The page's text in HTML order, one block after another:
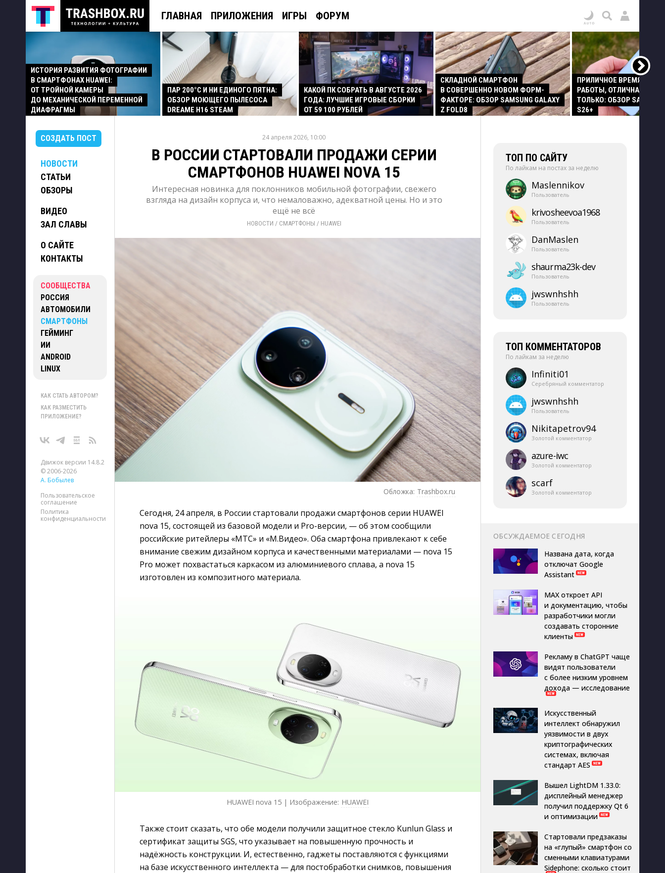
ГЛАВНАЯ ПРИЛОЖЕНИЯ ИГРЫ ФОРУМ
ИСТОРИЯ РАЗВИТИЯ ФОТОГРАФИИ
В СМАРТФОНАХ HUAWEI:
ОТ ТРОЙНОЙ КАМЕРЫ
ДО МЕХАНИЧЕСКОЙ ПЕРЕМЕННОЙ
ДИАФРАГМЫ
ПАР 200°C И НИ ЕДИНОГО ПЯТНА:
ОБЗОР МОЮЩЕГО ПЫЛЕСОСА
DREAME H16 STEAM
КАКОЙ ПК СОБРАТЬ В АВГУСТЕ 2026
ГОДА: ЛУЧШИЕ ИГРОВЫЕ СБОРКИ
ОТ 59 100 РУБЛЕЙ
СКЛАДНОЙ СМАРТФОН
В СОВЕРШЕННО НОВОМ ФОРМ-
ФАКТОРЕ: ОБЗОР SAMSUNG GALAXY
Z FOLD8
ПРИЛИЧНОЕ ВРЕМЯ
РАБОТЫ, ОТЛИЧНАЯ
ТОЛЬКО: ОБЗОР SAMSUNG
S26+
СОЗДАТЬ ПОСТ
НОВОСТИ
СТАТЬИ
ОБЗОРЫ
ВИДЕО
ЗАЛ СЛАВЫ
О САЙТЕ
КОНТАКТЫ
СООБЩЕСТВА
РОССИЯ
АВТОМОБИЛИ
СМАРТФОНЫ
ГЕЙМИНГ
ИИ
ANDROID
LINUX
КАК СТАТЬ АВТОРОМ?
КАК РАЗМЕСТИТЬ
ПРИЛОЖЕНИЕ?
Движок версии 14.8.2
© 2006-2026
А. Бобылев
Пользовательское
соглашение
Политика
конфиденциальности
24 апреля 2026, 10:00
В РОССИИ СТАРТОВАЛИ ПРОДАЖИ СЕРИИ
СМАРТФОНОВ HUAWEI NOVA 15
Интересная новинка для поклонников мобильной фотографии, свежего
взгляда на дизайн корпуса и, что немаловажно, адекватной цены. Но и это
ещё не всё
НОВОСТИ / СМАРТФОНЫ / HUAWEI
Обложка: Trashbox.ru
Сегодня, 24 апреля, в России стартовали продажи смартфонов серии HUAWEI
nova 15, состоящей из базовой модели и Pro-версии, — об этом сообщили
российские ритейлеры «МТС» и «М.Видео». Оба смартфона привлекают к себе
внимание свежим дизайном корпуса и качественными материалами — nova 15
Pro может похвастаться каркасом из алюминиевого сплава, а nova 15
изготовлен из композитного материала.
HUAWEI nova 15 | Изображение: HUAWEI
Также стоит сказать, что обе модели получили защитное стекло Kunlun Glass и
сертификат защиты SGS, что указывает на повышенную прочность и
надёжность конструкции. И, естественно, гаджеты поставляются с функциями
на базе искусственного интеллекта — для постобработки снимков, повышения
ТОП ПО САЙТУ
По лайкам на постах за неделю
Maslennikov
Пользователь
krivosheevoa1968
Пользователь
DanMaslen
Пользователь
shaurma23k-​dev
Пользователь
jwswnhshh
Пользователь
ТОП КОММЕНТАТОРОВ
По лайкам за неделю
Infiniti01
Серебряный комментатор
jwswnhshh
Пользователь
Nikitapetrov94
Золотой комментатор
azure-​iwc
Золотой комментатор
scarf
Золотой комментатор
ОБСУЖДАЕМОЕ СЕГОДНЯ
Названа дата, когда
отключат Google
Assistant
MAX откроет API
и документацию, чтобы
разработчики могли
создавать сторонние
клиенты
Рекламу в ChatGPT чаще
видят пользователи
с более низким уровнем
дохода — исследование
Искусственный
интеллект обнаружил
уязвимости в двух
криптографических
системах, включая
стандарт AES
Вышел LightDM 1.33.0:
дисплейный менеджер
получил поддержку Qt 6
и оптимизации
Стартовали предзаказы
на «глупый» смартфон со
сменными клавиатурами
Sidephone: сколько стоит